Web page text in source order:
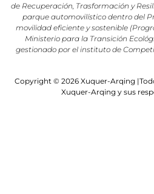
de Recuperación, Trasformación y
parque automovilístico dentro del
movilidad eficiente y sostenible
Ministerio para la Transición
gestionado por el instituto de
Copyright © 2026 Xuquer-Arqing
Xuquer-Arqing y sus